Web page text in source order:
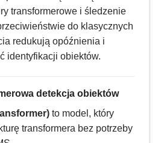
transformerowe i śledzenie
do klasycznych
redukują opóźnienia i
identyfikacji obiektów.
detekcja obiektów
to model, który
transformera bez potrzeby